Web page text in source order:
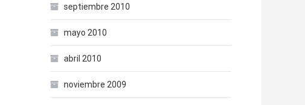
septiembre 2010
mayo 2010
abril 2010
noviembre 2009